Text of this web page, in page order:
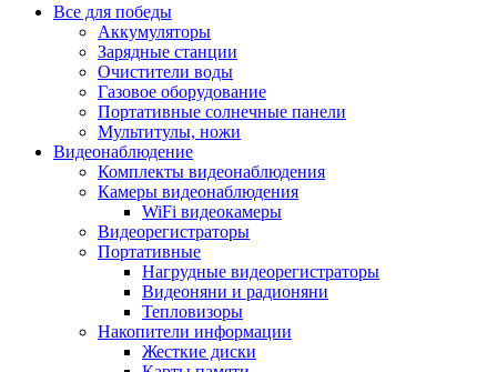
Все для победы
Аккумуляторы
Зарядные станции
Очистители воды
Газовое оборудование
Портативные солнечные панели
Мультитулы, ножи
Видеонаблюдение
Комплекты видеонаблюдения
Камеры видеонаблюдения
WiFi видеокамеры
Видеорегистраторы
Портативные
Нагрудные видеорегистраторы
Видеоняни и радионяни
Тепловизоры
Накопители информации
Жесткие диски